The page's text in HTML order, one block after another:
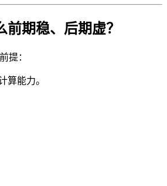
期稳、后期虚？
提：
算能力。